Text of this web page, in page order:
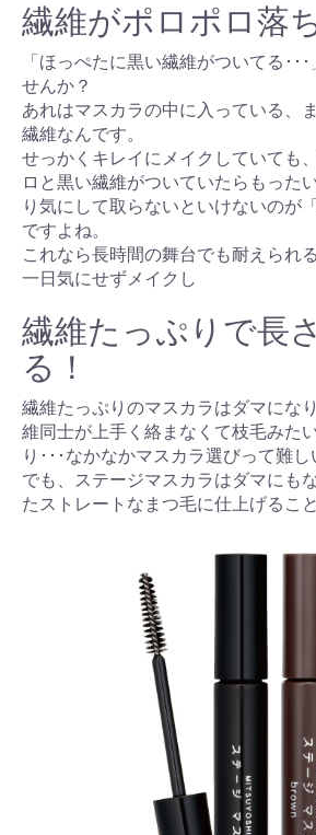
繊維がポロポロ落
「ほっぺたに黒い繊維がついてる･･
せんか？
あれはマスカラの中に入っている、
繊維なんです。
せっかくキレイにメイクしていても
ロと黒い繊維がついていたらもった
り気にして取らないといけないのが
ですよね。
これなら長時間の舞台でも耐えられ
一日気にせずメイクし
繊維たっぷりで長
る！
繊維たっぷりのマスカラはダマにな
維同士が上手く絡まなくて枝毛みた
り･･･なかなかマスカラ選びって難し
でも、ステージマスカラはダマにも
たストレートなまつ毛に仕上げるこ